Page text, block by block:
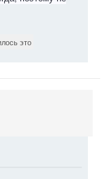
это